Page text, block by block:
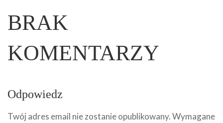
BRAK
KOMENTARZY
Odpowiedz
Twój adres email nie zostanie opublikowany.Wymagane